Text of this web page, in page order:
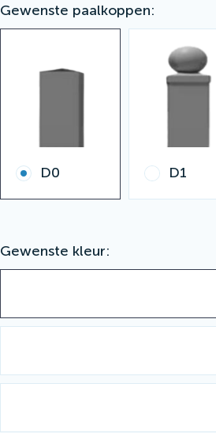
Gewenste paalkoppen
D0 D1
Gewenste kleur